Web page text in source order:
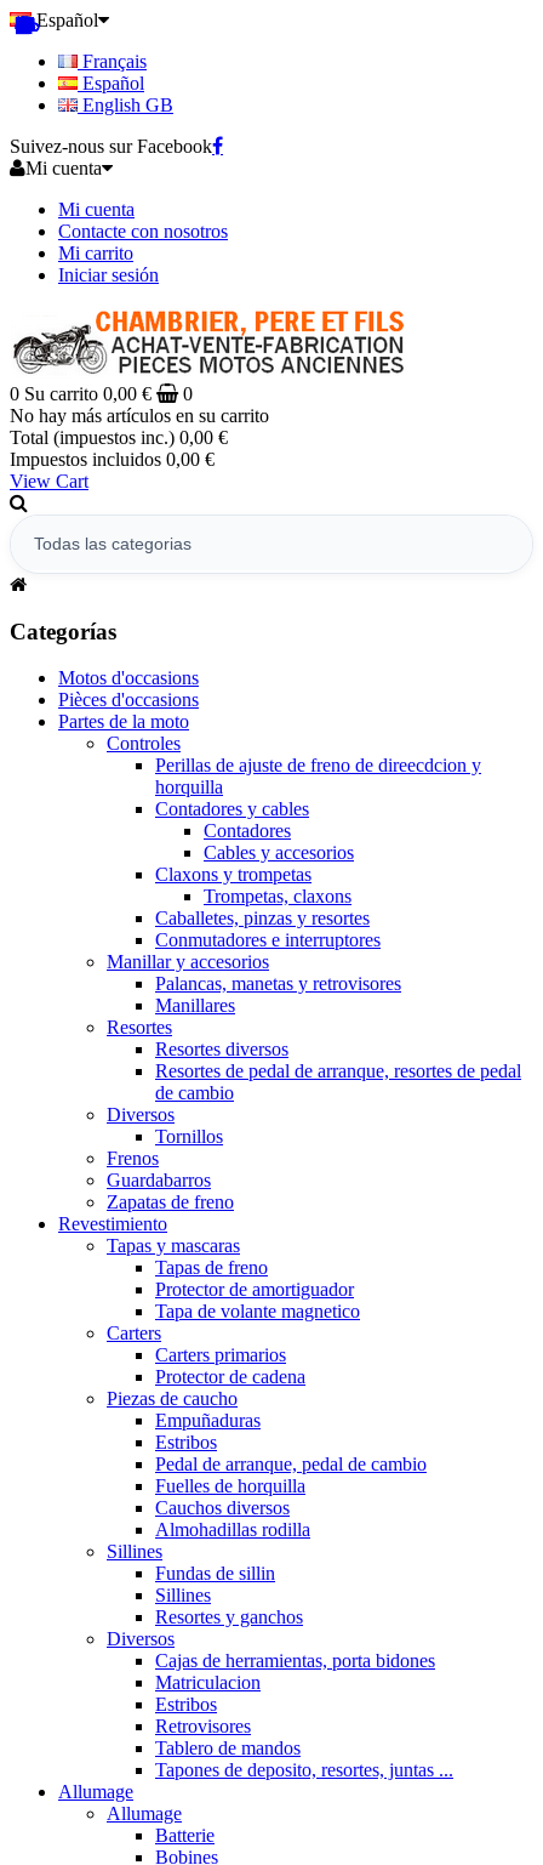
Español
Français
Español
English GB
Suivez-nous sur Facebook
Mi cuenta
Mi cuenta
Contacte con nosotros
Mi carrito
Iniciar sesión
0 Su carrito 0,00 €
0
No hay más artículos en su carrito
Total (impuestos inc.) 0,00 €
Impuestos incluidos 0,00 €
View Cart
Categorías
Motos d'occasions
Pièces d'occasions
Partes de la moto
Controles
Perillas de ajuste de freno de direecdcion y
horquilla
Contadores y cables
Contadores
Cables y accesorios
Claxons y trompetas
Trompetas, claxons
Caballetes, pinzas y resortes
Conmutadores e interruptores
Manillar y accesorios
Palancas, manetas y retrovisores
Manillares
Resortes
Resortes diversos
Resortes de pedal de arranque, resortes de pedal
de cambio
Diversos
Tornillos
Frenos
Guardabarros
Zapatas de freno
Revestimiento
Tapas y mascaras
Tapas de freno
Protector de amortiguador
Tapa de volante magnetico
Carters
Carters primarios
Protector de cadena
Piezas de caucho
Empuñaduras
Estribos
Pedal de arranque, pedal de cambio
Fuelles de horquilla
Cauchos diversos
Almohadillas rodilla
Sillines
Fundas de sillin
Sillines
Resortes y ganchos
Diversos
Cajas de herramientas, porta bidones
Matriculacion
Estribos
Retrovisores
Tablero de mandos
Tapones de deposito, resortes, juntas ...
Allumage
Allumage
Batterie
Bobines